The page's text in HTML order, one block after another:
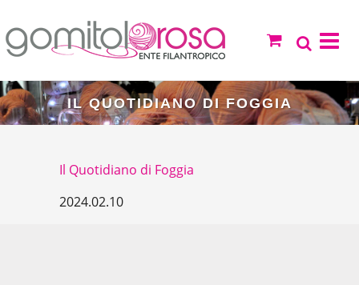
IL QUOTIDIANO DI FOGGIA
Il Quotidiano di Foggia
2024.02.10